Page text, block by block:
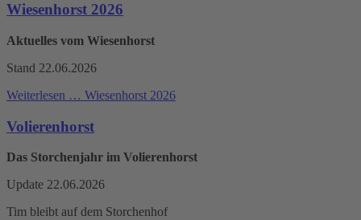
Wiesenhorst 2026
Aktuelles vom Wiesenhorst
Stand 22.06.2026
Weiterlesen … Wiesenhorst 2026
Volierenhorst
Das Storchenjahr im Volierenhorst
Update 22.06.2026
Tim bleibt auf dem Storchenhof